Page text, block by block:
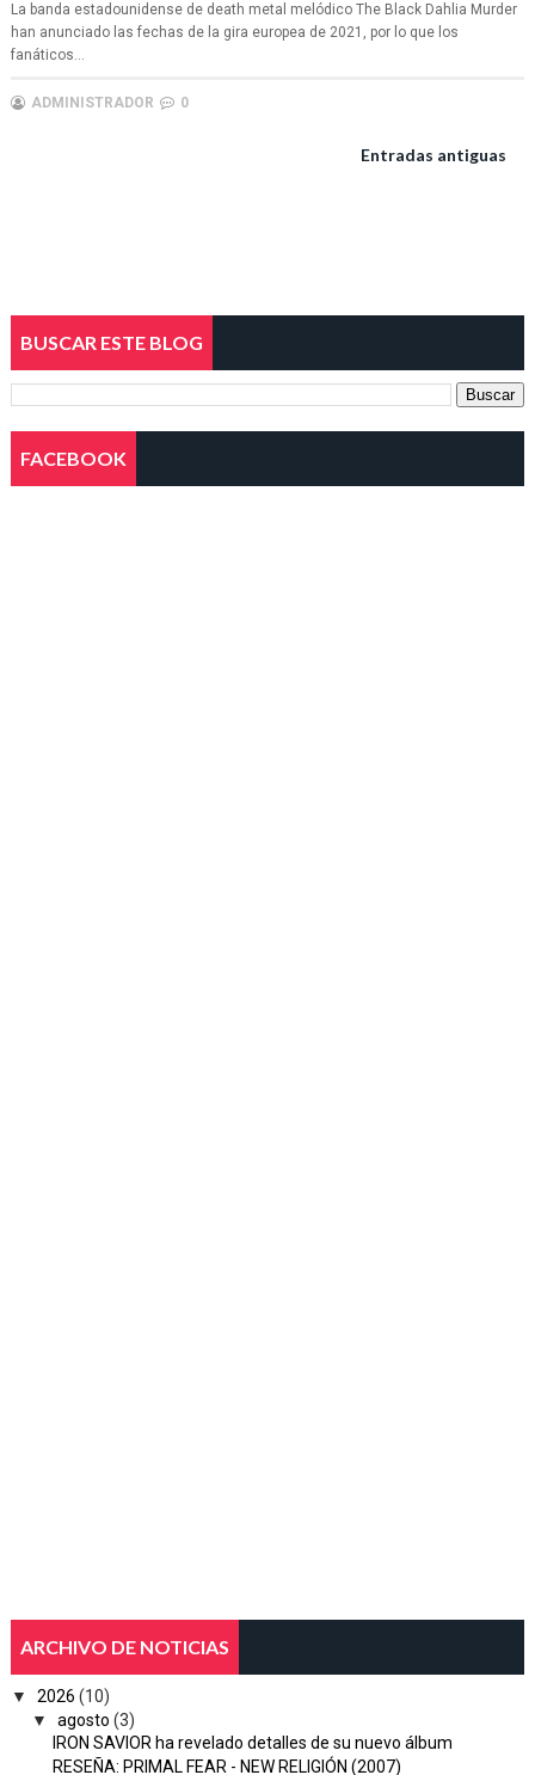
La banda estadounidense de death metal melódico The Black Dahlia Murder
han anunciado las fechas de la gira europea de 2021, por lo que los
fanáticos...
ADMINISTRADOR 0
Entradas antiguas
BUSCAR ESTE BLOG
FACEBOOK
ARCHIVO DE NOTICIAS
▼ 2026 (10)
▼
agosto (3)
IRON SAVIOR ha revelado detalles de su nuevo álbum
RESEÑA: PRIMAL FEAR - NEW RELIGIÓN (2007)